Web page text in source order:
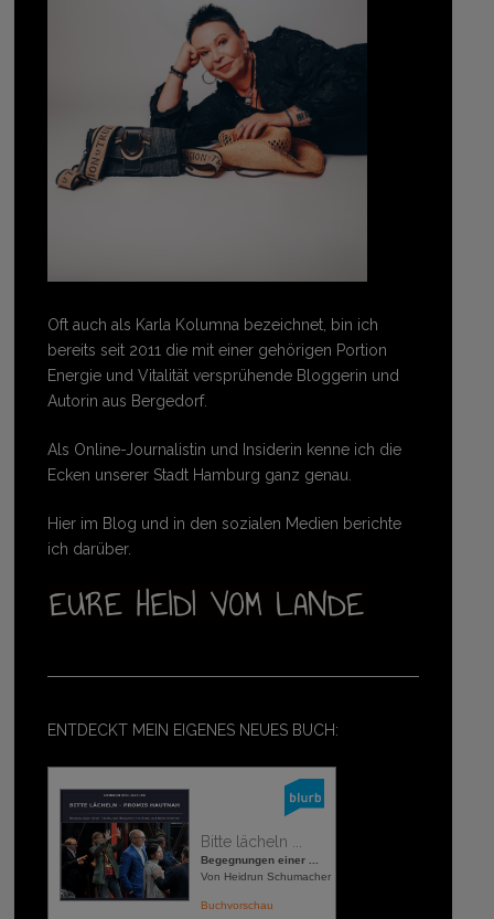
Oft auch als Karla Kolumna bezeichnet, bin ich
bereits seit 2011 die mit einer gehörigen Portion
Energie und Vitalität versprühende Bloggerin und
Autorin aus Bergedorf.
Als Online-Journalistin und Insiderin kenne ich die
Ecken unserer Stadt Hamburg ganz genau.
Hier im Blog und in den sozialen Medien berichte
ich darüber.
ENTDECKT MEIN EIGENES NEUES BUCH:
Bitte lächeln ...
Begegnungen einer ...
Von Heidrun Schumacher
Buchvorschau